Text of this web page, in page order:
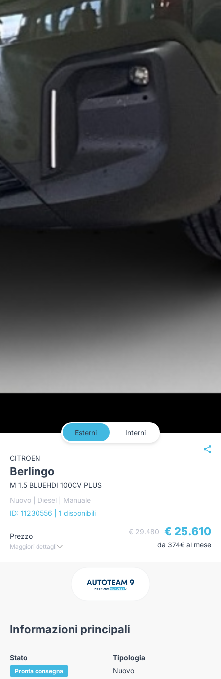
Esterni Interni
CITROEN
Berlingo
M 1.5 BLUEHDI 100CV PLUS
Nuovo | Diesel | Manuale
ID: 11230556
| 1 disponibili
Prezzo
Maggiori dettagli
€ 29.480 € 25.610
da 374€ al mese
Informazioni principali
Stato
Pronta consegna
Tipologia
Nuovo